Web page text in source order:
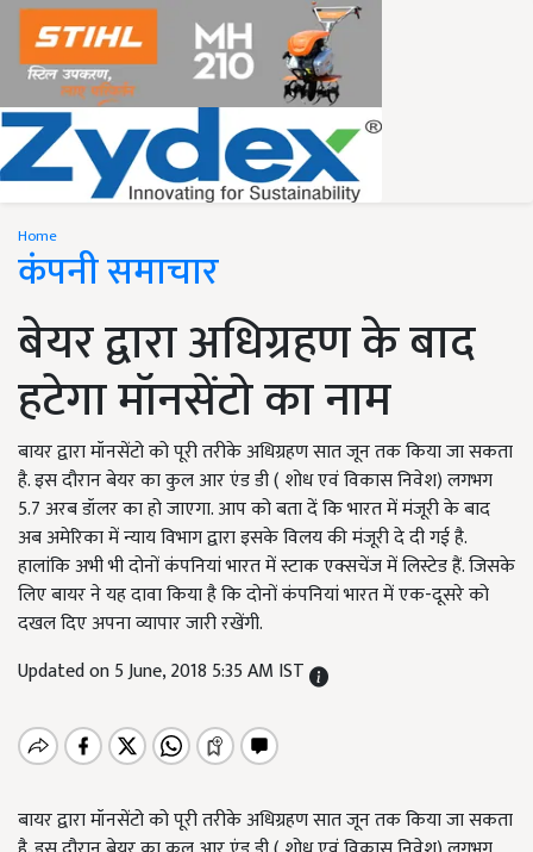
Home
कंपनी समाचार
बेयर द्वारा अधिग्रहण के बाद
हटेगा मॉनसेंटो का नाम
बायर द्वारा मॉनसेंटो को पूरी तरीके अधिग्रहण सात जून तक किया जा सकता
है. इस दौरान बेयर का कुल आर एंड डी ( शोध एवं विकास निवेश) लगभग
5.7 अरब डॉलर का हो जाएगा. आप को बता दें कि भारत में मंजूरी के बाद
अब अमेरिका में न्याय विभाग द्वारा इसके विलय की मंजूरी दे दी गई है.
हालांकि अभी भी दोनों कंपनियां भारत में स्टाक एक्सचेंज में लिस्टेड हैं. जिसके
लिए बायर ने यह दावा किया है कि दोनों कंपनियां भारत में एक-दूसरे को
दखल दिए अपना व्यापार जारी रखेंगी.
Updated on 5 June, 2018 5:35 AM IST
बायर द्वारा मॉनसेंटो को पूरी तरीके अधिग्रहण सात जून तक किया जा सकता